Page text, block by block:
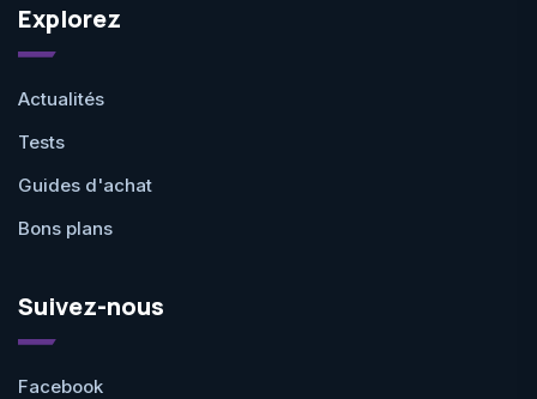
Explorez
Actualités
Tests
Guides d'achat
Bons plans
Suivez-nous
Facebook